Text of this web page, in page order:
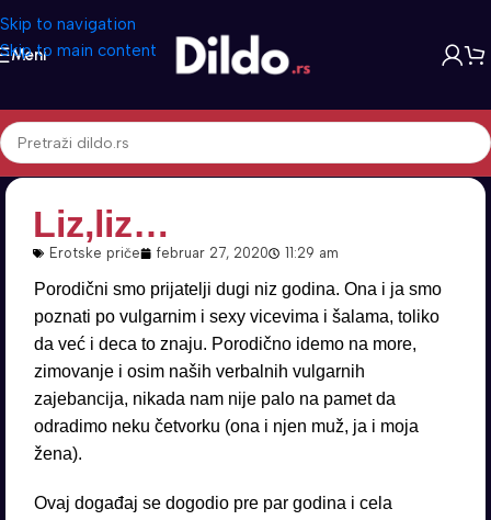
Skip to navigation
Skip to main content
Meni
Liz,liz…
Erotske priče februar 27, 2020 11:29 am
Porodični smo prijatelji dugi niz godina. Ona i ja smo
poznati po vulgarnim i sexy vicevima i šalama, toliko
da već i deca to znaju. Porodično idemo na more,
zimovanje i osim naših verbalnih vulgarnih
zajebancija, nikada nam nije palo na pamet da
odradimo neku četvorku (ona i njen muž, ja i moja
žena).
Ovaj događaj se dogodio pre par godina i cela